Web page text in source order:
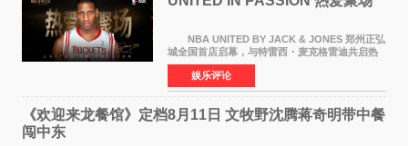
NBA UNITED BY JACK & JONES 郑州正弘
城全国首店启幕，与特雷西・麦克格雷迪共启热
爱 2026 年7 月21 日，
NBAUNITEDBYJACK&JONES 全国首店，于郑
州正弘城正式启幕。NBA 传奇球星
娱乐评论
《欢迎来龙餐馆》定档8月11日 文牧野沈腾蒋奇明带中餐
闯中东